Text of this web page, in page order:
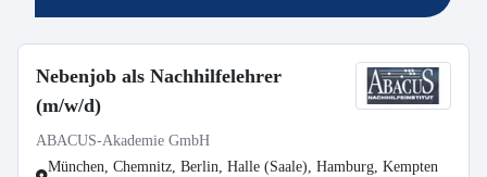
Nebenjob als Nachhilfelehrer
(m/w/d)
ABACUS-Akademie GmbH
München, Chemnitz, Berlin, Halle (Saale), Hamburg, Kempten